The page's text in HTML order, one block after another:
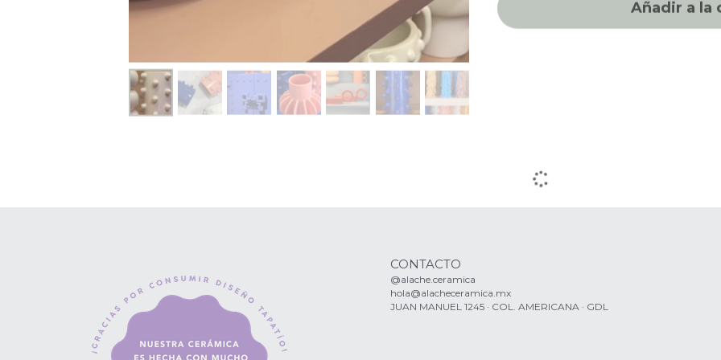
Añadir a la
JUAN MANUEL 1245 · COL. AMERICANA · GDL